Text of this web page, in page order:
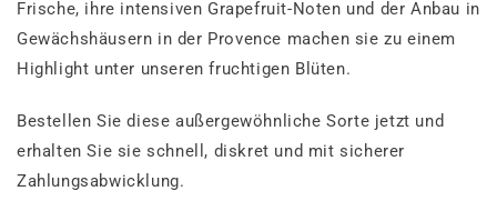
Frische, ihre intensiven Grapefruit-Noten und der Anbau in
Gewächshäusern in der Provence machen sie zu einem
Highlight unter unseren fruchtigen Blüten.
Bestellen Sie diese außergewöhnliche Sorte jetzt und
erhalten Sie sie schnell, diskret und mit sicherer
Zahlungsabwicklung.